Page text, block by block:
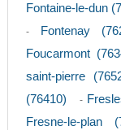
Fontaine-le-dun
- Fontenay
Foucarmont
saint-pierre
(76410)
-
Fresne-le-plan